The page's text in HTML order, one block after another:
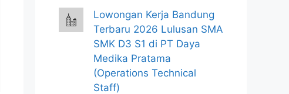
Lowongan Kerja Bandung
Terbaru 2026 Lulusan SMA
SMK D3 S1 di PT Daya
Medika Pratama
(Operations Technical
Staff)